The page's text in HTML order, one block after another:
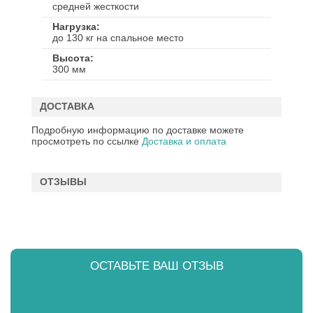
средней жесткости
Нагрузка
до 130 кг на спальное место
Высота
300 мм
ДОСТАВКА
Подробную информацию по доставке можете
просмотреть по ссылке Доставка и оплата
ОТЗЫВЫ
ОСТАВЬТЕ ВАШ ОТЗЫВ